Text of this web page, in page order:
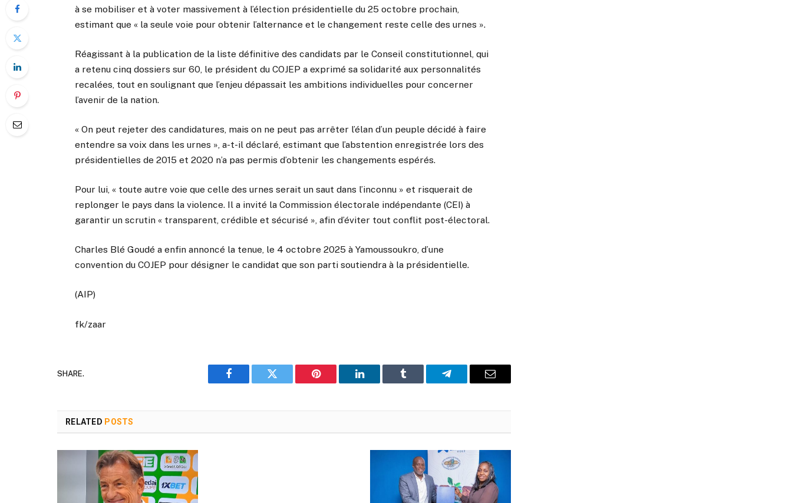
à se mobiliser et à voter massivement à l’élection présidentielle du 25 octobre prochain,
estimant que « la seule voie pour obtenir l’alternance et le changement reste celle des urnes ».
Réagissant à la publication de la liste définitive des candidats par le Conseil constitutionnel, qui
a retenu cinq dossiers sur 60, le président du COJEP a exprimé sa solidarité aux personnalités
recalées, tout en soulignant que l’enjeu dépassait les ambitions individuelles pour concerner
l’avenir de la nation.
« On peut rejeter des candidatures, mais on ne peut pas arrêter l’élan d’un peuple décidé à faire
entendre sa voix dans les urnes », a-t-il déclaré, estimant que l’abstention enregistrée lors des
présidentielles de 2015 et 2020 n’a pas permis d’obtenir les changements espérés.
Pour lui, « toute autre voie que celle des urnes serait un saut dans l’inconnu » et risquerait de
replonger le pays dans la violence. Il a invité la Commission électorale indépendante (CEI) à
garantir un scrutin « transparent, crédible et sécurisé », afin d’éviter tout conflit post-électoral.
Charles Blé Goudé a enfin annoncé la tenue, le 4 octobre 2025 à Yamoussoukro, d’une
convention du COJEP pour désigner le candidat que son parti soutiendra à la présidentielle.
(AIP)
fk/zaar
SHARE.
Facebook Twitter Pinterest LinkedIn Tumblr Telegram Email
RELATED POSTS